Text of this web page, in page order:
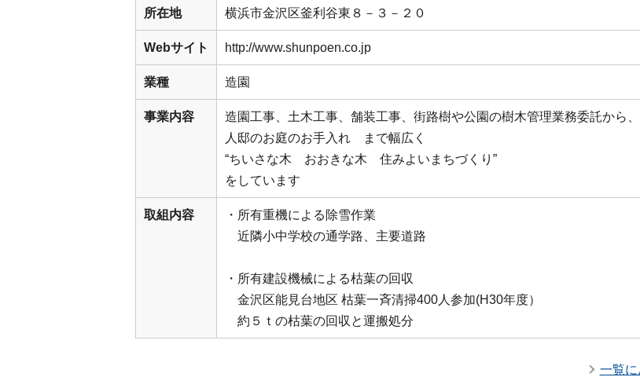
所在地 横浜市金沢区釜利谷東８－３－２０
Webサイト http://www.shunpoen.co.jp
業種 造園
事業内容
造園工事、土木工事、舗装工事、街路樹や公園の樹木管理業務委託から
人邸のお庭のお手入れ まで幅広く
“ちいさな木 おおきな木 住みよいまちづくり”
をしています
取組内容
・所有重機による除雪作業
近隣小中学校の通学路、主要道路
・所有建設機械による枯葉の回収
金沢区能見台地区 枯葉一斉清掃400人参加(H30年度）
約５ｔの枯葉の回収と運搬処分
一覧に